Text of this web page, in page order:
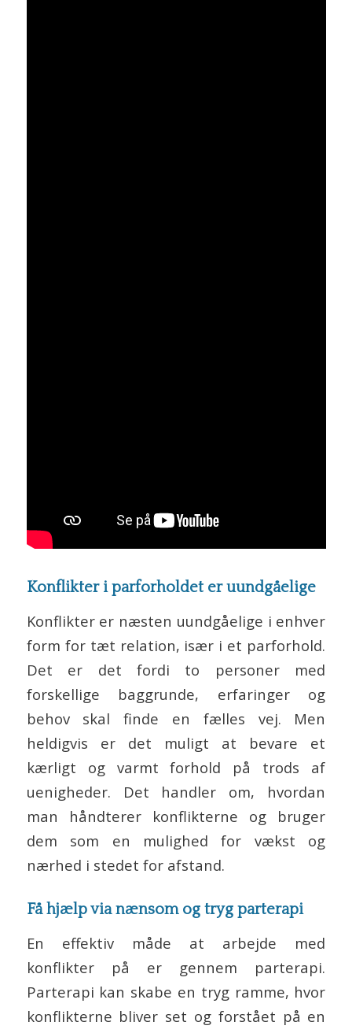
Konflikter i parforholdet er uundgåelige
Konflikter er næsten uundgåelige i enhver
form for tæt relation, især i et parforhold.
Det er det fordi to personer med
forskellige baggrunde, erfaringer og
behov skal finde en fælles vej. Men
heldigvis er det muligt at bevare et
kærligt og varmt forhold på trods af
uenigheder. Det handler om, hvordan
man håndterer konflikterne og bruger
dem som en mulighed for vækst og
nærhed i stedet for afstand.
Få hjælp via nænsom og tryg parterapi
En effektiv måde at arbejde med
konflikter på er gennem parterapi.
Parterapi kan skabe en tryg ramme, hvor
konflikterne bliver set og forstået på en